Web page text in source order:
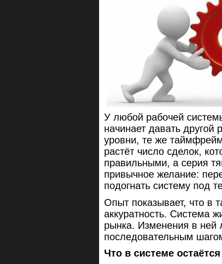
У любой рабочей
начинает давать другой
уровни, те же
растёт число сделок,
правильными, а серия
привычное желание:
подогнать систему под
Опыт показывает, что в
аккуратность. Система
рынка. Изменения в ней
последовательным
Что в системе